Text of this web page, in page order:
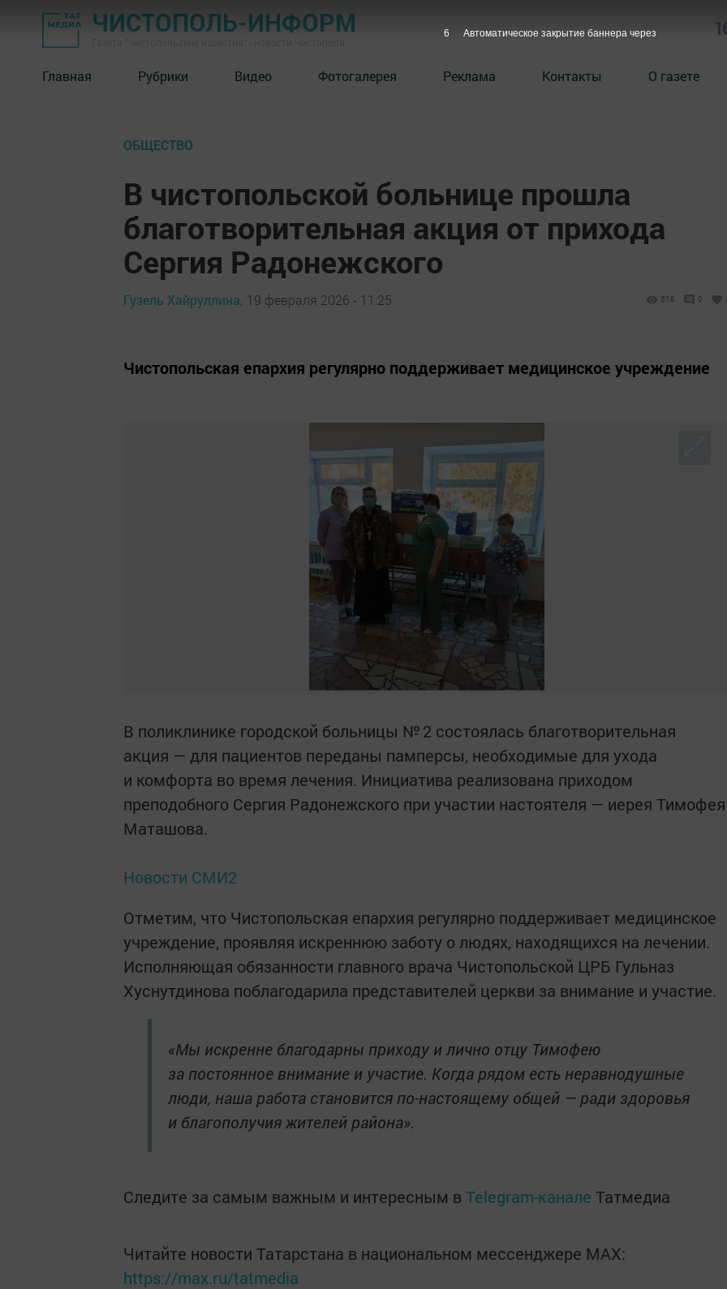
ЧИСТОПОЛЬ-ИНФОРМ
Главная Рубрики Видео Фотогалерея Реклама Контакты О газете
ОБЩЕСТВО
В чистопольской больнице прошла
благотворительная акция от прихода
Сергия Радонежского
Гузель Хайруллина, 19 февраля 2026 - 11:25 518 0
Чистопольская епархия регулярно поддерживает медицинское учреждение
В поликлинике городской больницы № 2 состоялась благотворительная
акция — для пациентов переданы памперсы, необходимые для ухода
и комфорта во время лечения. Инициатива реализована приходом
преподобного Сергия Радонежского при участии настоятеля — иерея Тимофея
Маташова.
Новости СМИ2
Отметим, что Чистопольская епархия регулярно поддерживает медицинское
учреждение, проявляя искреннюю заботу о людях, находящихся на лечении.
Исполняющая обязанности главного врача Чистопольской ЦРБ Гульназ
Хуснутдинова поблагодарила представителей церкви за внимание и участие.
«Мы искренне благодарны приходу и лично отцу Тимофею
за постоянное внимание и участие. Когда рядом есть неравнодушные
люди, наша работа становится по-настоящему общей — ради здоровья
и благополучия жителей района».
Следите за самым важным и интересным в Telegram-канале Татмедиа
Читайте новости Татарстана в национальном мессенджере MАХ:
https://max.ru/tatmedia
5 Автоматическое закрытие баннера через